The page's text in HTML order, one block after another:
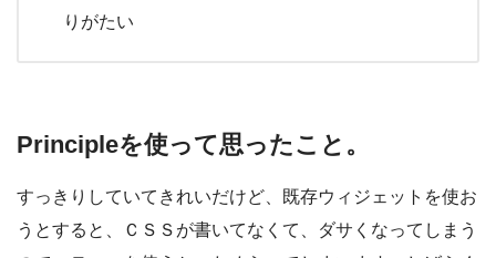
りがたい
Principleを使って思ったこと。
すっきりしていてきれいだけど、既存ウィジェットを使お
うとすると、ＣＳＳが書いてなくて、ダサくなってしまう